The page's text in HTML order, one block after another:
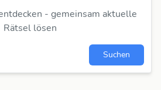
- gemeinsam aktuelle
Rätsel lösen
Suchen